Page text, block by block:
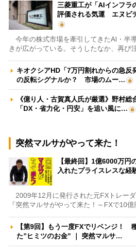
三菱重工が「AIインフラ
評価される気運 エヌビ
今年の株式市場を牽引してきたAI・半
きが広がっている。そうしたなか、再び
キオクシアHD「7万円割れからの急反
の反転シグナルか？ 市場のムー…
《億り人・古賀真人氏が厳選》野村総
「DX・省力化・円安」を追い風に…
突然マルサがやって来た！
【最終回】1億6000万円
入れたプライスレスな
2009年12月に発行された元FXトレー
『突然マルサがやって来た！～FXで10
【第9回】もう一度FXでリベンジ！
た”ヒミツのお金” ｜ 突然マルサ…